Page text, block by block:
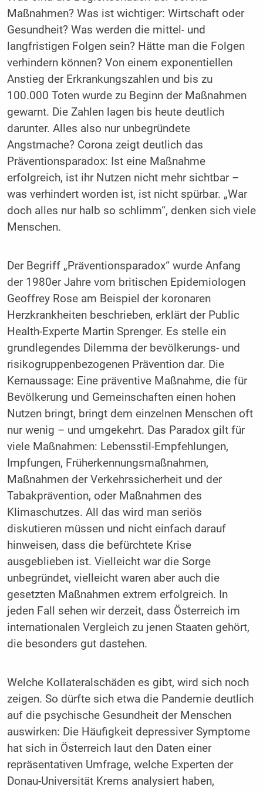
Maßnahmen? Was ist wichtiger: Wirtschaft oder
Gesundheit? Was werden die mittel- und
langfristigen Folgen sein? Hätte man die Folgen
verhindern können? Von einem exponentiellen
Anstieg der Erkrankungszahlen und bis zu
100.000 Toten wurde zu Beginn der Maßnahmen
gewarnt. Die Zahlen lagen bis heute deutlich
darunter. Alles also nur unbegründete
Angstmache? Corona zeigt deutlich das
Präventionsparadox: Ist eine Maßnahme
erfolgreich, ist ihr Nutzen nicht mehr sichtbar –
was verhindert worden ist, ist nicht spürbar. „War
doch alles nur halb so schlimm“, denken sich viele
Menschen.
Der Begriff „Präventionsparadox“ wurde Anfang
der 1980er Jahre vom britischen Epidemiologen
Geoffrey Rose am Beispiel der koronaren
Herzkrankheiten beschrieben, erklärt der Public
Health-Experte Martin Sprenger. Es stelle ein
grundlegendes Dilemma der bevölkerungs- und
risikogruppenbezogenen Prävention dar. Die
Kernaussage: Eine präventive Maßnahme, die für
Bevölkerung und Gemeinschaften einen hohen
Nutzen bringt, bringt dem einzelnen Menschen oft
nur wenig – und umgekehrt. Das Paradox gilt für
viele Maßnahmen: Lebensstil-Empfehlungen,
Impfungen, Früherkennungsmaßnahmen,
Maßnahmen der Verkehrssicherheit und der
Tabakprävention, oder Maßnahmen des
Klimaschutzes. All das wird man seriös
diskutieren müssen und nicht einfach darauf
hinweisen, dass die befürchtete Krise
ausgeblieben ist. Vielleicht war die Sorge
unbegründet, vielleicht waren aber auch die
gesetzten Maßnahmen extrem erfolgreich. In
jeden Fall sehen wir derzeit, dass Österreich im
internationalen Vergleich zu jenen Staaten gehört,
die besonders gut dastehen.
Welche Kollateralschäden es gibt, wird sich noch
zeigen. So dürfte sich etwa die Pandemie deutlich
auf die psychische Gesundheit der Menschen
auswirken: Die Häufigkeit depressiver Symptome
hat sich in Österreich laut den Daten einer
repräsentativen Umfrage, welche Experten der
Donau-Universität Krems analysiert haben,